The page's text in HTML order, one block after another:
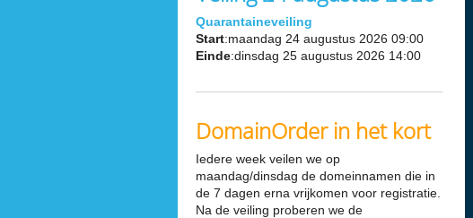
Quarantaineveiling
Start:maandag 24 augustus 2026 09:00
Einde:dinsdag 25 augustus 2026 14:00
DomainOrder in het kort
Iedere week veilen we op
maandag/dinsdag de domeinnamen die in
de 7 dagen erna vrijkomen voor registratie.
Na de veiling proberen we de